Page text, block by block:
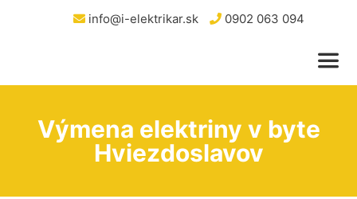
info@i-elektrikar.sk 0902 063 094
Výmena elektriny v byte
Hviezdoslavov